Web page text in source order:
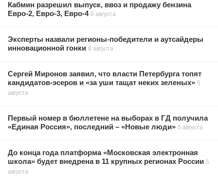
Кабмин разрешил выпуск, ввоз и продажу бензина
Евро-2, Евро-3, Евро-4 6 августа
Эксперты назвали регионы-победители и аутсайдеры
инновационной гонки 6 августа
Сергей Миронов заявил, что власти Петербурга топят
кандидатов-эсеров и «за уши тащат неких зеленых» 5
августа
Первый номер в бюллетене на выборах в ГД получила
«Единая Россия», последний – «Новые люди» 5 августа
До конца года платформа «Московская электронная
школа» будет внедрена в 11 крупных регионах России 5
августа